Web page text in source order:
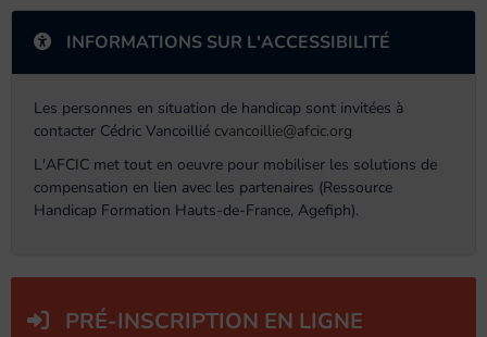
INFORMATIONS SUR L'ACCESSIBILITÉ
Les personnes en situation de handicap sont invitées à
contacter Cédric Vancoillié cvancoillie@afcic.org
L'AFCIC met tout en oeuvre pour mobiliser les solutions de
compensation en lien avec les partenaires (Ressource
Handicap Formation Hauts-de-France, Agefiph).
PRÉ-INSCRIPTION EN LIGNE